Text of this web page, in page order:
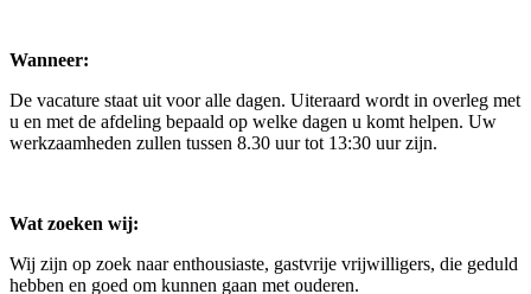
Wanneer:
De vacature staat uit voor alle dagen. Uiteraard wordt in overleg met
u en met de afdeling bepaald op welke dagen u komt helpen. Uw
werkzaamheden zullen tussen 8.30 uur tot 13:30 uur zijn.
Wat zoeken wij:
Wij zijn op zoek naar enthousiaste, gastvrije vrijwilligers, die geduld
hebben en goed om kunnen gaan met ouderen.